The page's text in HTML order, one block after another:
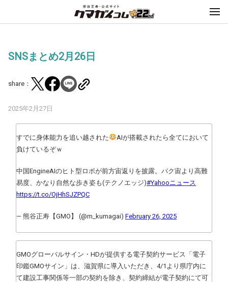
SNSまとめ2月26日
share：
2025年2月27日
すでに身体能力を追い越された
AIが搭載されたら全てにおいて
負けているぞｗ
中国EngineAIのヒト型ロボが前方宙返りを披露。バク宙より高難
易度、かなり自然な歩き姿も(テクノエッジ)#Yahooニュース
https://t.co/OjHhSJZPQC
— 熊谷正寿【GMO】 (@m_kumagai) February 26, 2025
GMOグローバルサイン・HDが提供する電子契約サービス「電子
印鑑GMOサイン」は、滋賀県に導入いただき、4/1より県庁内に
て建設工事関係等一部の契約を除き、契約締結が電子契約にて可